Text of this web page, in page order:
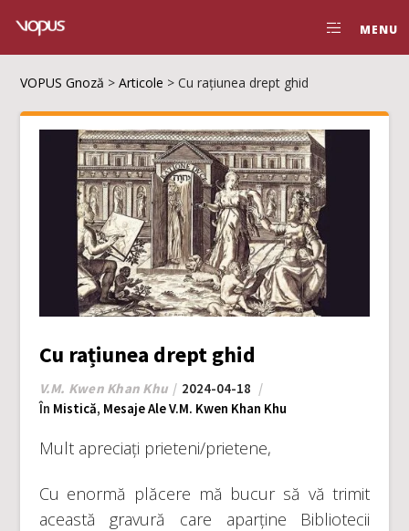
MENU
VOPUS Gnoză >Articole >Cu rațiunea drept ghid
Cu rațiunea drept ghid
V.M. Kwen Khan Khu
2024-04-18
În Mistică, Mesaje Ale V.M. Kwen Khan Khu
Mult apreciați prieteni/prietene,
Cu enormă plăcere mă bucur să vă trimit
această gravură care aparține Bibliotecii